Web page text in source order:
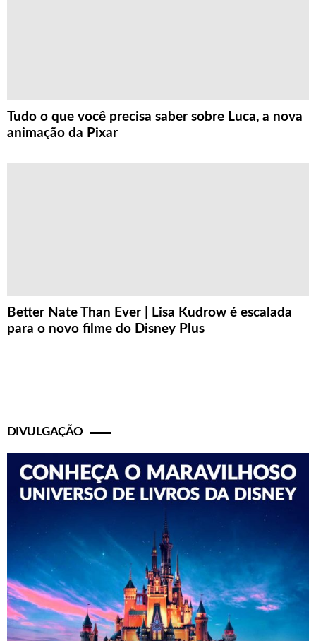
Tudo o que você precisa saber sobre Luca, a nova
animação da Pixar
Better Nate Than Ever | Lisa Kudrow é escalada
para o novo filme do Disney Plus
DIVULGAÇÃO